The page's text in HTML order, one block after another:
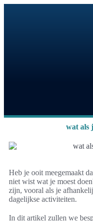
wat als
Heb je ooit meegemaakt
niet wist wat je moest
zijn, vooral als je
dagelijkse activiteiten.
In dit artikel zullen we